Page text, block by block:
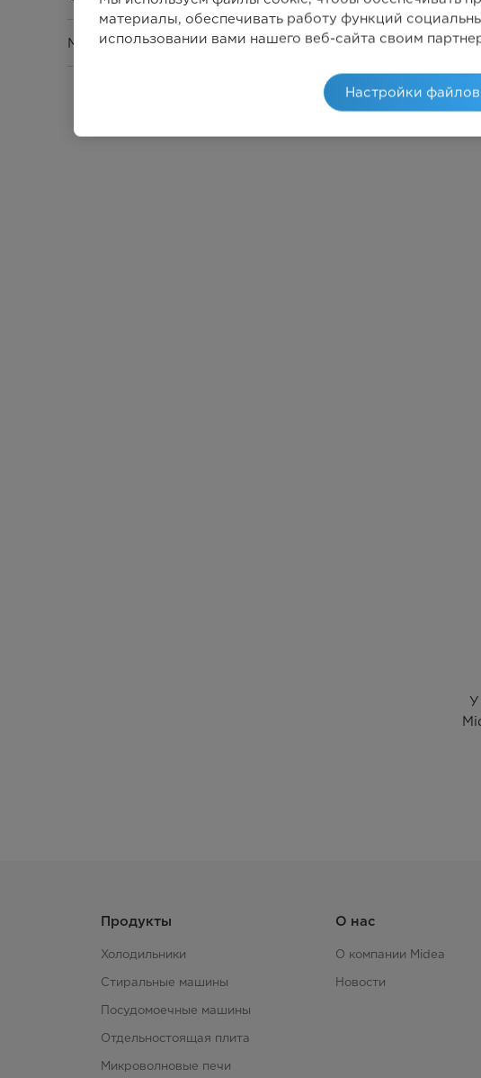
Максимальная мощность
Продукты
Холодильники
Стиральные машины
Посудомоечные машины
Отдельностоящая плита
Микроволновые печи
О нас
О компании Midea
Новости
материалы, обеспечивать работу функций
использовании вами нашего веб-сайта своим
Настройки